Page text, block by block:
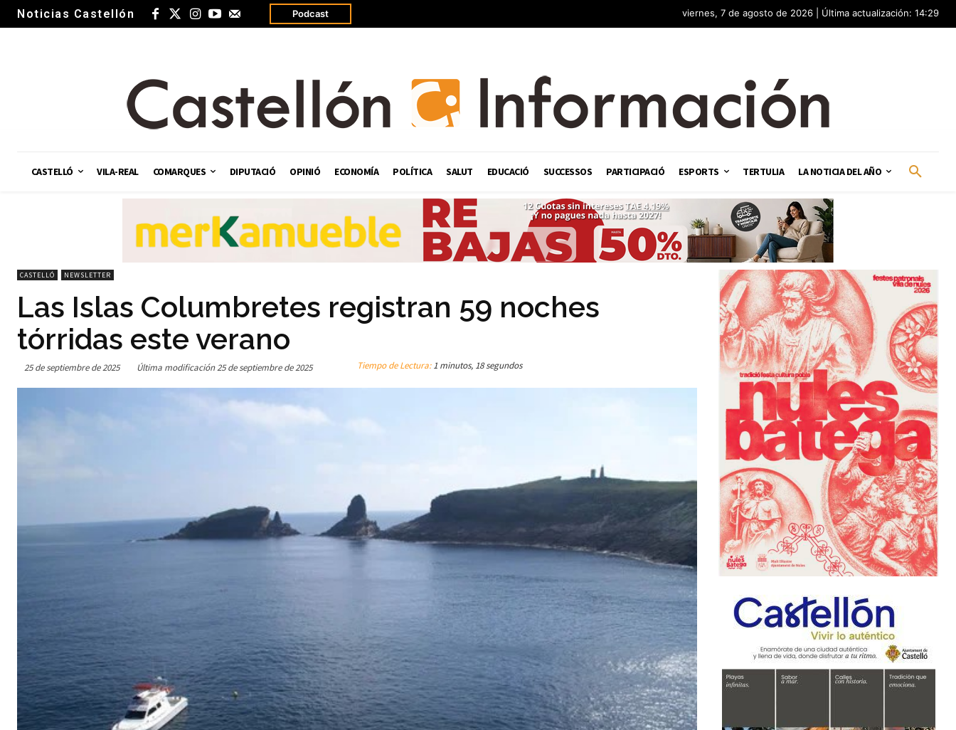
Noticias Castellón Podcast viernes, 7 de agosto de 2026 | Última actualización: 14:29
CASTELLÓ VILA-REAL COMARQUES DIPUTACIÓ OPINIÓ ECONOMÍA POLÍTICA SALUT EDUCACIÓ SUCCESSOS PARTICIPACIÓ ESPORTS TERTULIA LA NOTICIA DEL AÑO
CASTELLÓ NEWSLETTER
Las Islas Columbretes registran 59 noches
tórridas este verano
25 de septiembre de 2025 Última modificación25 de septiembre de 2025 Tiempo de Lectura:1 minutos, 18 segundos